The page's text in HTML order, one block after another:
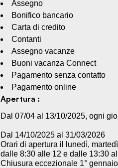
Assegno
Bonifico bancario
Carta di credito
Contanti
Assegno vacanze
Buoni vacanza Connect
Pagamento senza contatto
Pagamento online
Apertura :
Dal 07/04 al 13/10/2025, ogni
Dal 14/10/2025 al 31/03/2026
Orari di apertura il lunedì,
dalle 8:30 alle 12 e dalle 13:30
Chiusura eccezionale 1°